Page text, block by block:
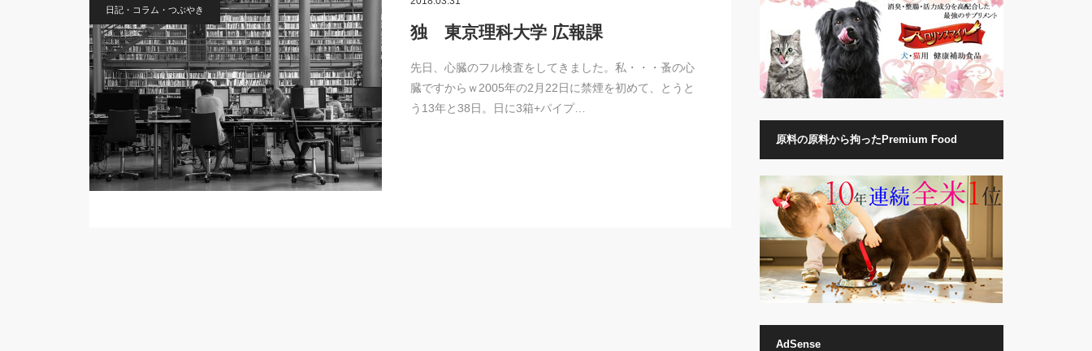
日記・コラム・つぶやき
独 東京理科大学 広報課
先日、心臓のフル検査をしてきました。私・・・蚤の心
臓ですからｗ2005年の2月22日に禁煙を初めて、とうと
う13年と38日。日に3箱+パイプ…
原料の原料から拘ったPremium Food
AdSense